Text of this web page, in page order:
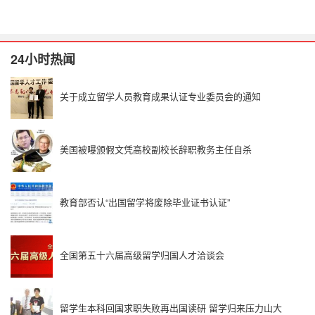
24小时热闻
关于成立留学人员教育成果认证专业委员会的通知
美国被曝颁假文凭高校副校长辞职教务主任自杀
教育部否认“出国留学将废除毕业证书认证”
全国第五十六届高级留学归国人才洽谈会
留学生本科回国求职失败再出国读研 留学归来压力山大